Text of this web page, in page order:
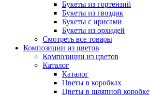
Букеты из гортензий
Букеты из гвоздик
Букеты с ирисами
Букеты из орхидей
Смотреть все товары
Композиции из цветов
Композиции из цветов
Каталог
Каталог
Цветы в коробках
Цветы в шляпной коробке